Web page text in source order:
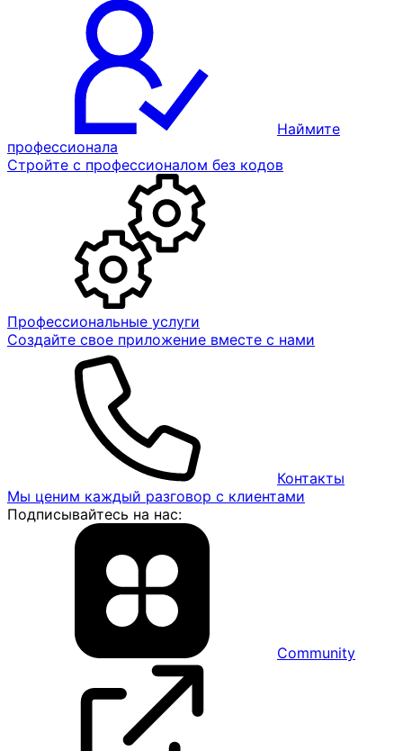
Наймите
профессионала
Стройте с профессионалом без кодов
Профессиональные услуги
Создайте свое приложение вместе с нами
Контакты
Мы ценим каждый разговор с клиентами
Подписывайтесь на нас:
Community